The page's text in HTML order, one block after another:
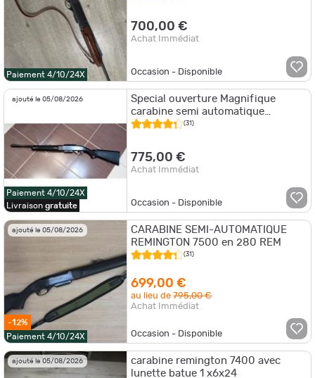
Paiement 4/10/24X
700,00 €
Achat Immédiat
Occasion - Disponible
ajouté le 05/08/2026
Paiement 4/10/24X
Livraison gratuite
Special ouverture Magnifique
carabine semi automatique
remington 7500 (280 rem)canon
(31)
775,00 €
Achat Immédiat
Occasion - Disponible
ajouté le 05/08/2026
-12%
Paiement 4/10/24X
CARABINE SEMI-AUTOMATIQUE
REMINGTON 7500 en 280 REM
(31)
699,00 €
au lieu de795,00 €
Achat Immédiat
Occasion - Disponible
ajouté le 05/08/2026
carabine remington 7400 avec
lunette batue 1 x6x24